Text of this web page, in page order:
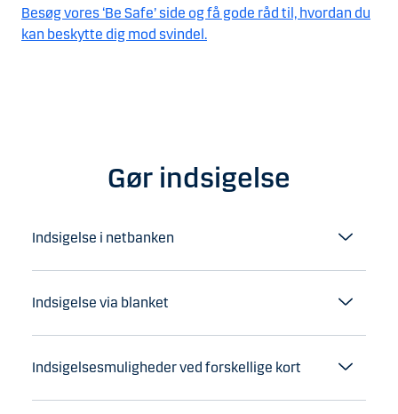
Besøg vores ‘Be Safe’ side og få gode råd til, hvordan du
kan beskytte dig mod svindel.
Gør indsigelse
Indsigelse i netbanken
Indsigelse via blanket
Indsigelsesmuligheder ved forskellige kort